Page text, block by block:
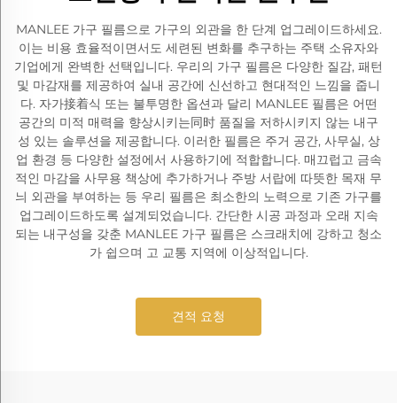
MANLEE 가구 필름으로 가구의 외관을 한 단계 업그레이드하세요.
이는 비용 효율적이면서도 세련된 변화를 추구하는 주택 소유자와
기업에게 완벽한 선택입니다. 우리의 가구 필름은 다양한 질감, 패턴
및 마감재를 제공하여 실내 공간에 신선하고 현대적인 느낌을 줍니
다. 자가接着식 또는 불투명한 옵션과 달리 MANLEE 필름은 어떤
공간의 미적 매력을 향상시키는同时 품질을 저하시키지 않는 내구
성 있는 솔루션을 제공합니다. 이러한 필름은 주거 공간, 사무실, 상
업 환경 등 다양한 설정에서 사용하기에 적합합니다. 매끄럽고 금속
적인 마감을 사무용 책상에 추가하거나 주방 서랍에 따뜻한 목재 무
늬 외관을 부여하는 등 우리 필름은 최소한의 노력으로 기존 가구를
업그레이드하도록 설계되었습니다. 간단한 시공 과정과 오래 지속
되는 내구성을 갖춘 MANLEE 가구 필름은 스크래치에 강하고 청소
가 쉽으며 고 교통 지역에 이상적입니다.
견적 요청